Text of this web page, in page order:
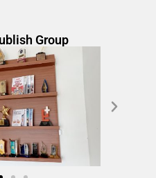
Group